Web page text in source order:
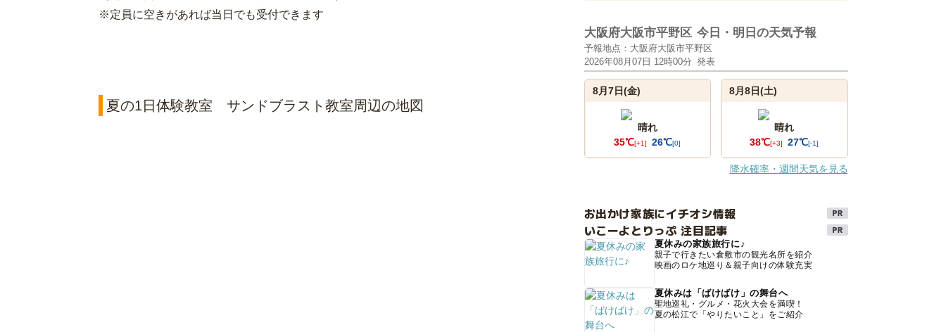
※定員に空きがあれば当日でも受付できます
夏の1日体験教室 サンドブラスト教室周辺の地図
大阪府大阪市平野区 今日・明日の天気予報
予報地点：大阪府大阪市平野区
2026年08月07日 12時00分 発表
8月7日(金)
晴れ
35℃[+1] 26℃[0]
8月8日(土)
晴れ
38℃[+3] 27℃[-1]
降水確率・週間天気を見る
お出かけ家族にイチオシ情報
いこーよとりっぷ 注目記事
夏休みの家族旅行に♪
親子で行きたい倉敷市の観光名所を紹介
映画のロケ地巡り＆親子向けの体験充実
夏休みは「ばけばけ」の舞台へ
聖地巡礼・グルメ・花火大会を満喫！
夏の松江で「やりたいこと」をご紹介